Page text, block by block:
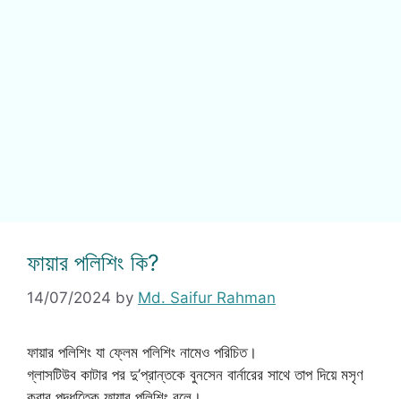
ফায়ার পলিশিং কি?
14/07/2024 by Md. Saifur Rahman
ফায়ার পলিশিং যা ফ্লেম পলিশিং নামেও পরিচিত।
গ্লাসটিউব কাটার পর দু’প্রান্তকে বুনসেন বার্নারের সাথে তাপ দিয়ে মসৃণ